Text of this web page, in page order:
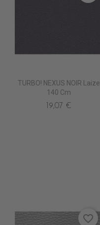
TURBO! NEXUS NOIR Laize
140 Cm
19,07 €
favorite_border